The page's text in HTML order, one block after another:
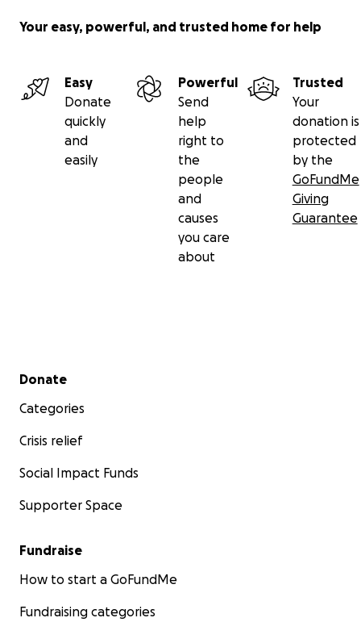
Your easy, powerful, and trusted home for help
Easy
Donate
quickly
and
easily
Powerful
Send
help
right to
the
people
and
causes
you care
about
Trusted
Your
donation is
protected
by the
GoFundMe
Giving
Guarantee
Secondary menu
Donate
Categories
Crisis relief
Social Impact Funds
Supporter Space
Fundraise
How to start a GoFundMe
Fundraising categories